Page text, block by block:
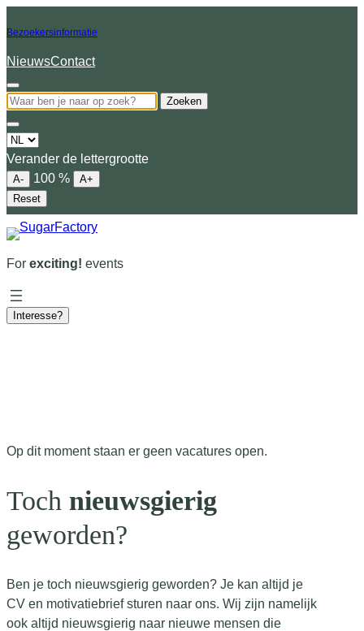
Bezoekersinformatie
NieuwsContact
Zoeken
Choose
a
language
Verander de lettergrootte
A- 100 %
A+
Reset
For exciting! events
Interesse?
Op dit moment staan er geen vacatures open.
Toch nieuwsgierig
geworden?
Ben je toch nieuwsgierig geworden? Je kan altijd je
CV en motivatiebrief sturen naar ons. Wij zijn namelijk
ook altijd nieuwsgierig naar nieuwe mensen die